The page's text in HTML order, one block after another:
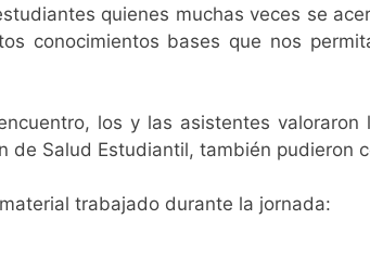
quienes muchas veces se
conocimientos bases que nos
los y las asistentes
de Salud Estudiantil, también pudieron
trabajado durante la jornada: